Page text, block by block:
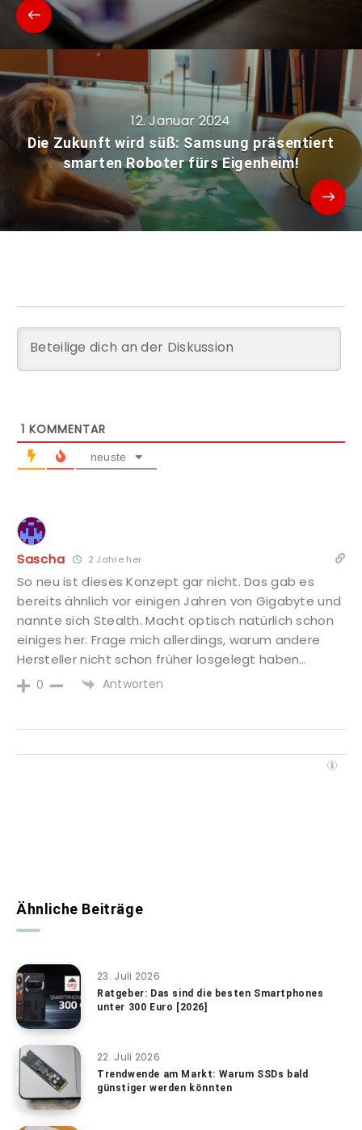
12. Januar 2024
Die Zukunft wird süß: Samsung präsentiert
smarten Roboter fürs Eigenheim!
1 KOMMENTAR
neuste
Sascha 2 Jahre her
So neu ist dieses Konzept gar nicht. Das gab es
bereits ähnlich vor einigen Jahren von Gigabyte und
nannte sich Stealth. Macht optisch natürlich schon
einiges her. Frage mich allerdings, warum andere
Hersteller nicht schon früher losgelegt haben…
0 Antworten
Ähnliche Beiträge
23. Juli 2026
Ratgeber: Das sind die besten Smartphones
unter 300 Euro [2026]
22. Juli 2026
Trendwende am Markt: Warum SSDs bald
günstiger werden könnten